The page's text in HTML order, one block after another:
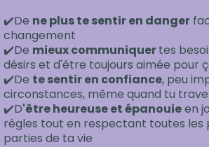
✔️De ne plus te sentir en danger
changement
✔️De mieux communiquertes
désirs et d'être toujours aimée pour
✔️De te sentir en confiance, peu
circonstances, même quand tu
✔️D'être heureuse et épanouieen
rêgles tout en respectant toutes les
parties de ta vie